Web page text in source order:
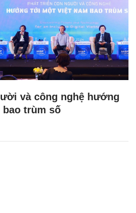
và công nghệ hướng
trùm số